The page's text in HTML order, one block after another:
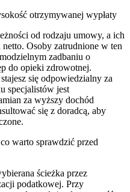
otrzymywanej wypłaty
od rodzaju umowy, a ich
Osoby zatrudnione w ten
zadbaniu o
do opieki zdrowotnej.
się odpowiedzialny za
specjalistów jest
za wyższy dochód
się z doradcą, aby
warto sprawdzić przed
ścieżka przez
podatkowej. Przy